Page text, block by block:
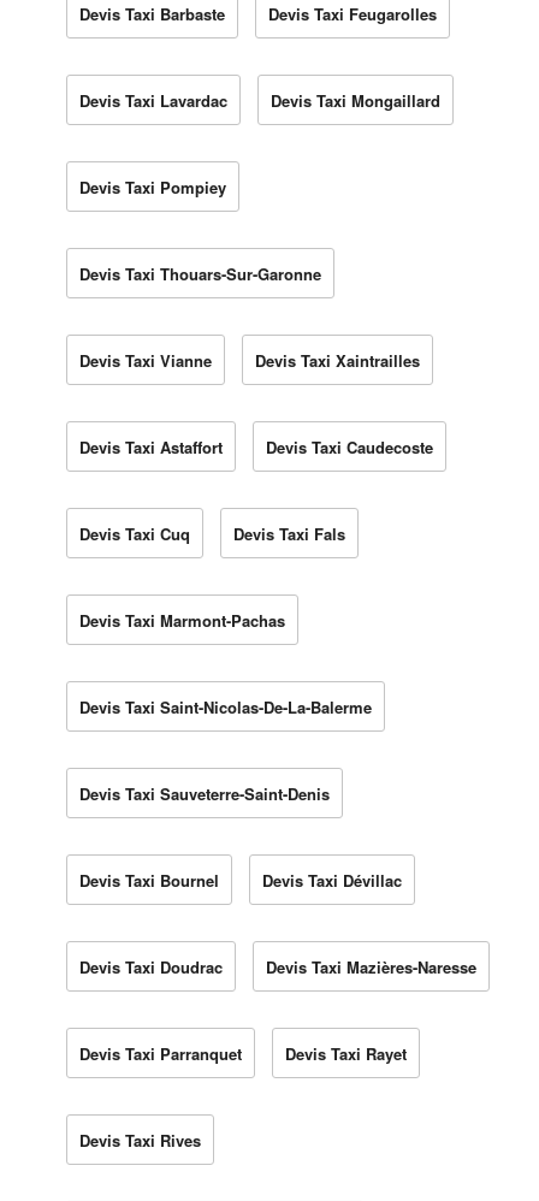
Devis Taxi Barbaste Devis Taxi Feugarolles
Devis Taxi Lavardac Devis Taxi Mongaillard
Devis Taxi Pompiey
Devis Taxi Thouars-Sur-Garonne
Devis Taxi Vianne Devis Taxi Xaintrailles
Devis Taxi Astaffort Devis Taxi Caudecoste
Devis Taxi Cuq Devis Taxi Fals
Devis Taxi Marmont-Pachas
Devis Taxi Saint-Nicolas-De-La-Balerme
Devis Taxi Sauveterre-Saint-Denis
Devis Taxi Bournel Devis Taxi Dévillac
Devis Taxi Doudrac Devis Taxi Mazières-Naresse
Devis Taxi Parranquet Devis Taxi Rayet
Devis Taxi Rives